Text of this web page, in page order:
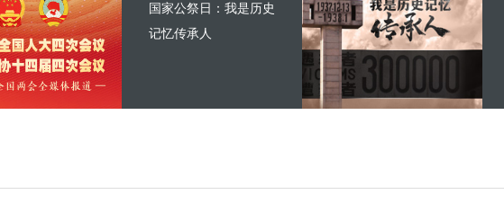
国家公祭日：我是历史
记忆传承人